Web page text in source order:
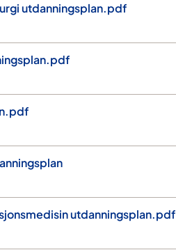
utdanningsplan.pdf
utdanningsplan.pdf